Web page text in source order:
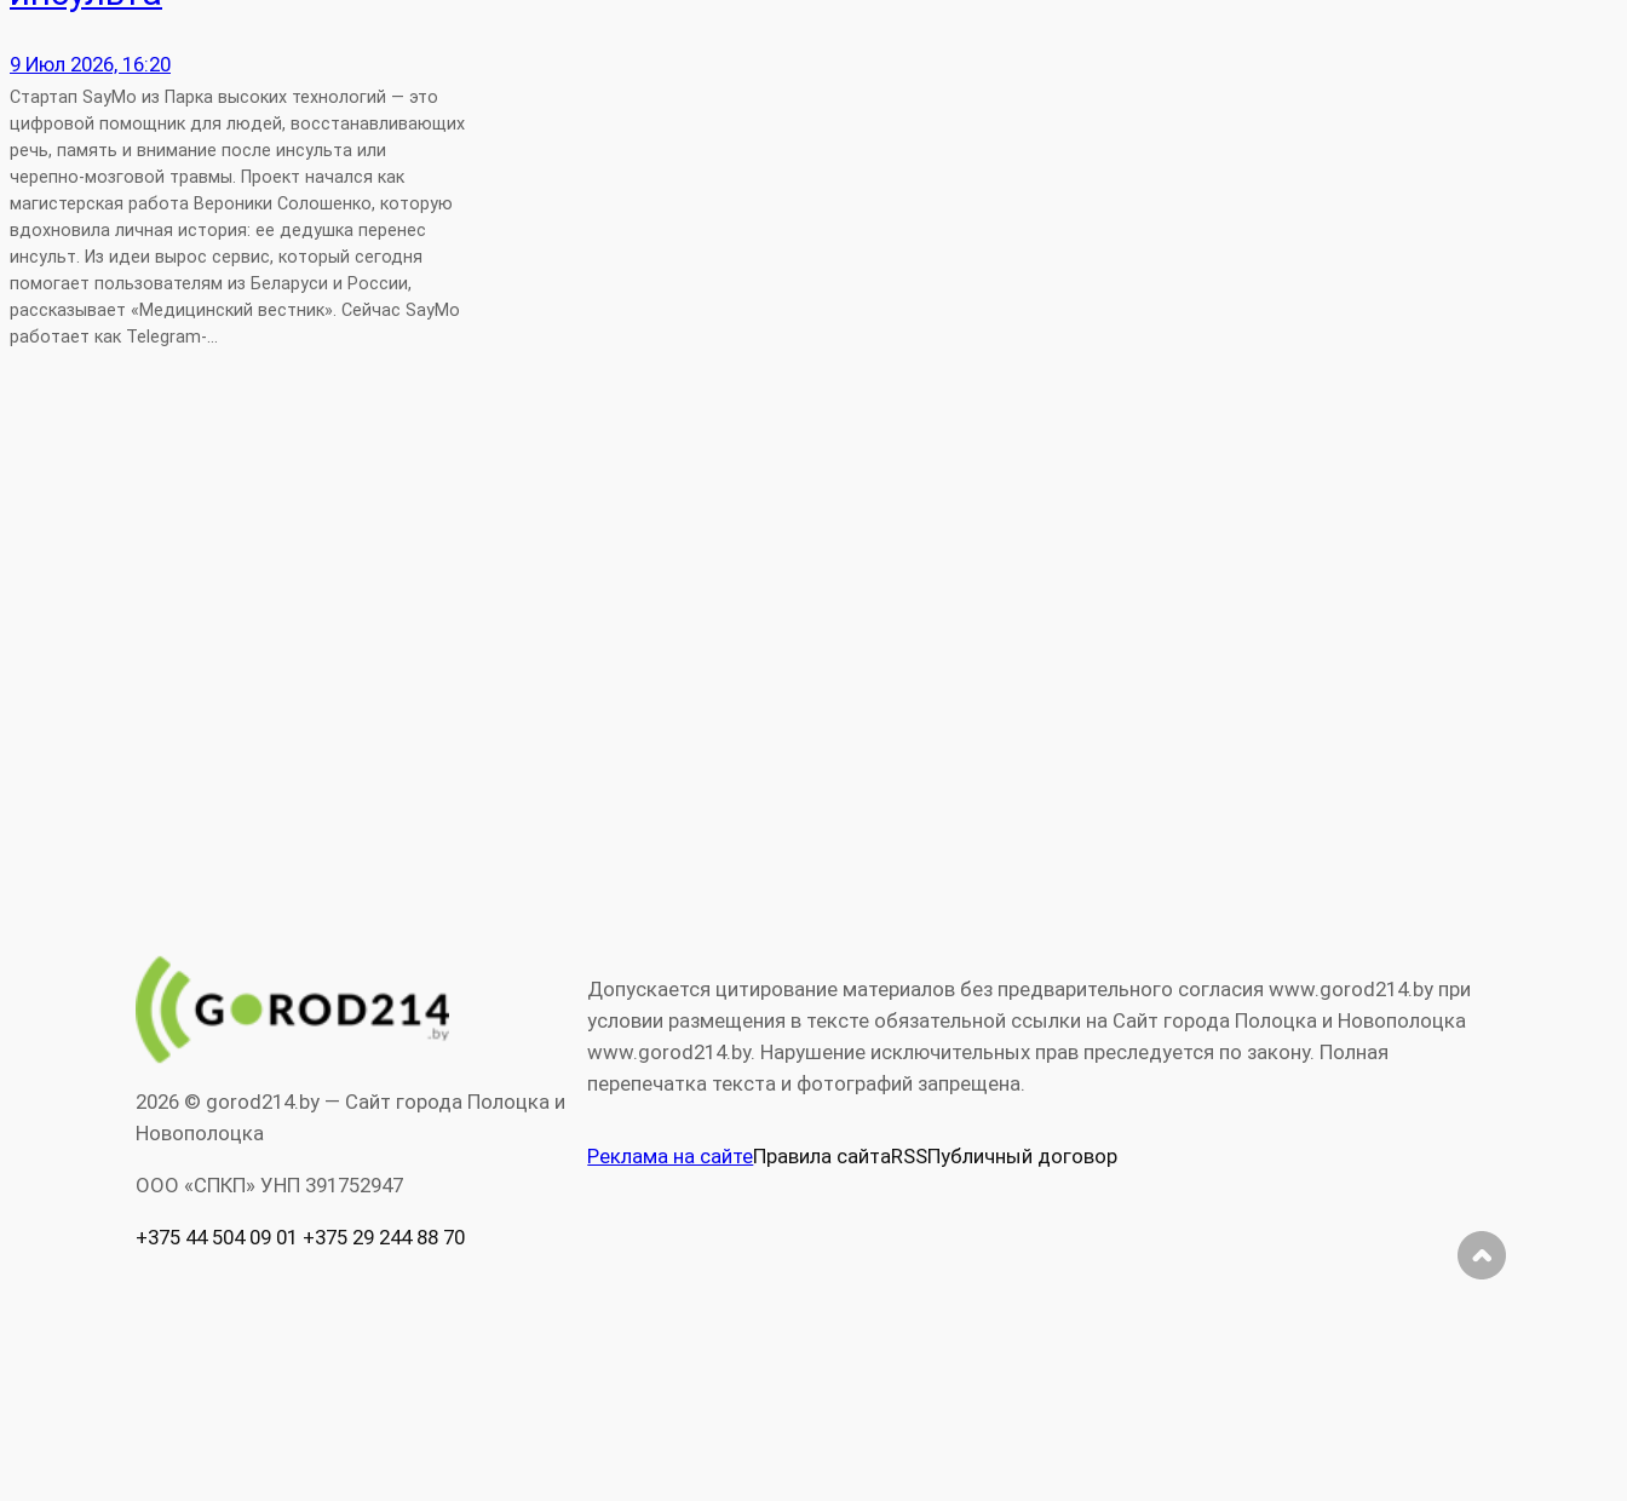
9 Июл 2026, 16:20
Стартап SayMo из Парка высоких технологий — это
цифровой помощник для людей, восстанавливающих
речь, память и внимание после инсульта или
черепно‑мозговой травмы. Проект начался как
магистерская работа Вероники Солошенко, которую
вдохновила личная история: ее дедушка перенес
инсульт. Из идеи вырос сервис, который сегодня
помогает пользователям из Беларуси и России,
рассказывает «Медицинский вестник». Сейчас SayMo
работает как Telegram‑…
2026 © gorod214.by — Сайт города Полоцка и
Новополоцка
ООО «СПКП» УНП ‎391752947
+375 44 504 09 01 +375 29 244 88 70
Допускается цитирование материалов без предварительного согласия www.gorod214.by при
условии размещения в тексте обязательной ссылки на Сайт города Полоцка и Новополоцка
www.gorod214.by. Нарушение исключительных прав преследуется по закону. Полная
перепечатка текста и фотографий запрещена.
Реклама на сайтеПравила сайтаRSSПубличный договор